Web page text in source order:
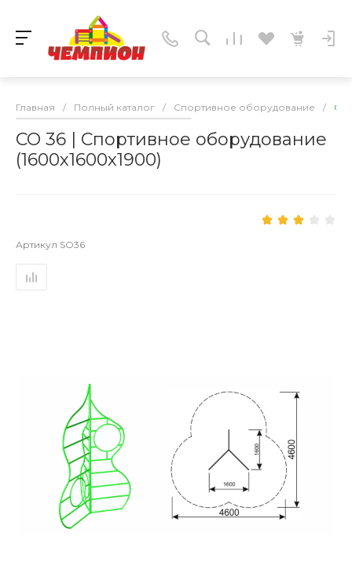
Главная / Полный каталог / Спортивное оборудование / СО
СО 36 | Спортивное оборудование
(1600х1600х1900)
Артикул SO36